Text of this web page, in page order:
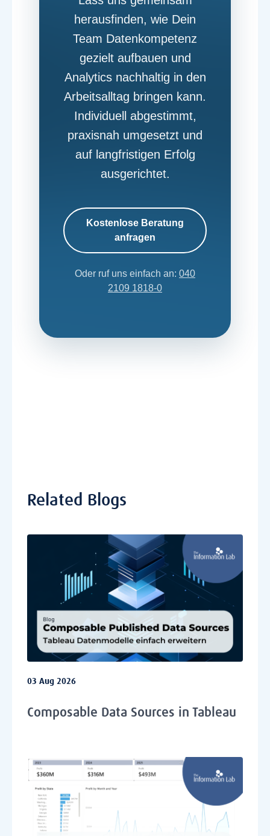
herausfinden, wie Dein
Team Datenkompetenz
gezielt aufbauen und
Analytics nachhaltig in den
Arbeitsalltag bringen kann.
Individuell abgestimmt,
praxisnah umgesetzt und
auf langfristigen Erfolg
ausgerichtet.
Kostenlose Beratung
anfragen
Oder ruf uns einfach an: 040
2109 1818-0
Related Blogs
03 Aug 2026
Composable Data Sources in Tableau